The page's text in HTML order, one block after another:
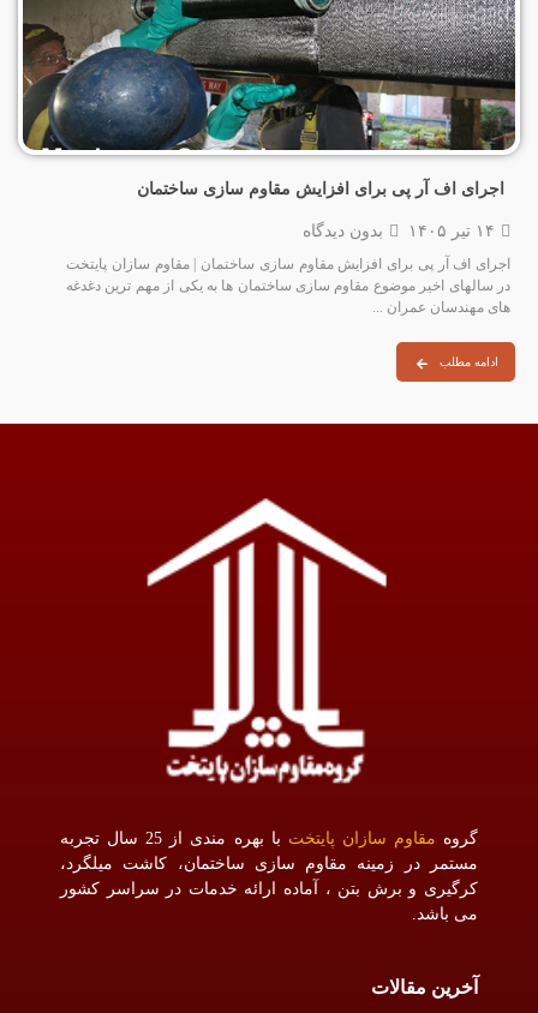
اجرای اف آر پی برای افزایش مقاوم سازی ساختمان
۱۴ تیر ۱۴۰۵ بدون دیدگاه
اجرای اف آر پی برای افزایش مقاوم سازی ساختمان | مقاوم سازان پایتخت
در سالهای اخیر موضوع مقاوم‌ سازی ساختمان‌ ها به یکی از مهم‌ ترین دغدغه‌
های مهندسان عمران ...
ادامه مطلب
گروه مقاوم سازان پایتخت
با بهره مندی از 25 سال تجربه
مستمر در زمینه مقاوم سازی ساختمان، کاشت میلگرد،
کرگیری و برش بتن ، آماده ارائه خدمات در سراسر کشور
می باشد.
آخرین مقالات